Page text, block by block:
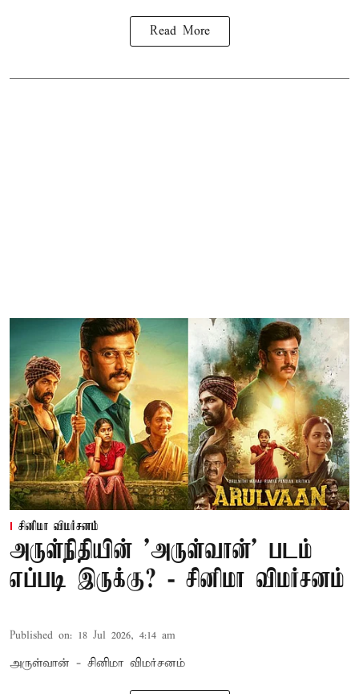
Read More
சினிமா விமர்சனம்
அருள்நிதியின் 'அருள்வான்' படம்
எப்படி இருக்கு? - சினிமா விமர்சனம்
Published on: 18 Jul 2026, 4:14 am
அருள்வான் - சினிமா விமர்சனம்